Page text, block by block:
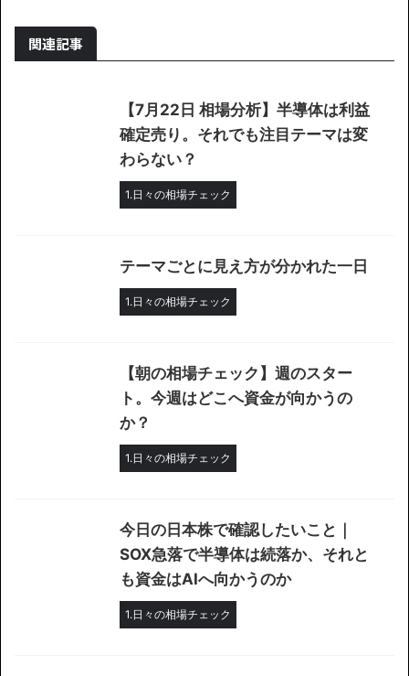
関連記事
【7月22日 相場分析】半導体は利益
確定売り。それでも注目テーマは変
わらない？
1.日々の相場チェック
テーマごとに見え方が分かれた一日
1.日々の相場チェック
【朝の相場チェック】週のスター
ト。今週はどこへ資金が向かうの
か？
1.日々の相場チェック
今日の日本株で確認したいこと｜
SOX急落で半導体は続落か、それと
も資金はAIへ向かうのか
1.日々の相場チェック